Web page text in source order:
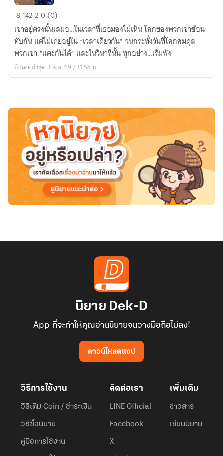
รัก
ใต้
ฟ้า
แต่
ไม่
ใน
เวลา
เดียวกัน
คือ
เธอ…
ฉัน
ไม่
814220 (0)
เขาอยู่ตรงนั้นเสมอ…ในเวลาที่เธอมองไม่เห็น โลกของพวกเขาซ้อน
ทับกัน แต่ไม่เคยอยู่ใน “เวลาเดียวกัน” จนกระทั่งวันที่โลกสมดุล—
พวกเขา “แตะกันได้” และในวินาทีนั้น ทุกอย่าง…เริ่มพัง
อัปเดตล่าสุด 3 ส.ค. 69 / 11:58 น.
นิยาย Dek-D
App ที่จะทำให้คุณอ่านนิยายจนวางมือถือไม่ลง!
ดาวน์โหลดแอป
วิธีการใช้งาน
วิธีเติม Coin / ชำระเงิน
วิธีซื้อนิยาย
คู่มือการใช้งาน
ติดต่อเรา
LINE Official
Facebook
X
เพิ่มเติม
ข่าวสาร
เขียนนิยาย